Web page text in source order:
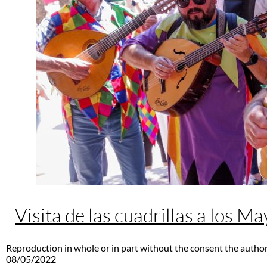
Visita de las cuadrillas a los
Reproduction in whole or in part without the consent the
08/05/2022